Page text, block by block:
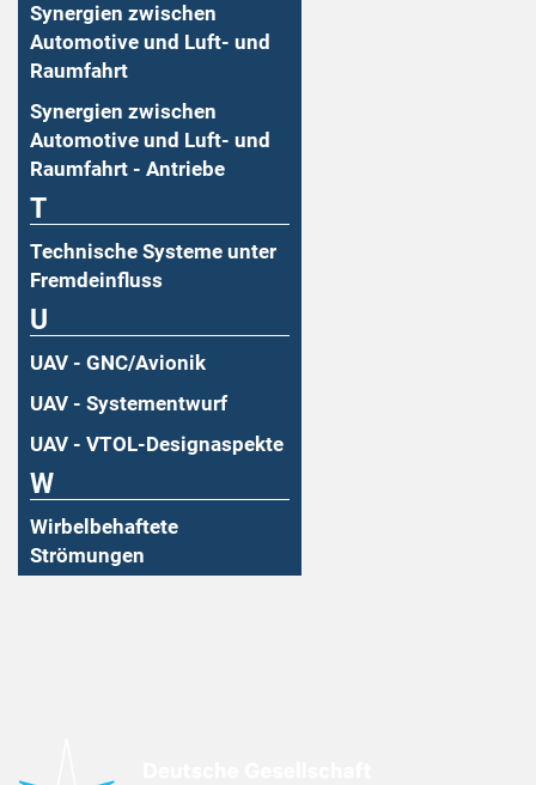
Synergien zwischen
Automotive und Luft- und
Raumfahrt
Synergien zwischen
Automotive und Luft- und
Raumfahrt - Antriebe
T
Technische Systeme unter
Fremdeinfluss
U
UAV - GNC/Avionik
UAV - Systementwurf
UAV - VTOL-Designaspekte
W
Wirbelbehaftete
Strömungen